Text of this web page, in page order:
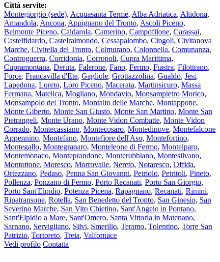
Città servite:
Montegiorgio (sede), Acquasanta Terme, Alba Adriatica, Altidona,
Amandola, Ancona, Appignano del Tronto, Ascoli Piceno,
Belmonte Piceno, Caldarola, Camerino, Campofilone, Carassai,
Castelfidardo, Castelraimondo, Cessapalombo, Cingoli, Civitanova
Marche, Civitella del Tronto, Colmurano, Colonnella, Comunanza,
Controguerra, Corridonia, Corropoli, Cupra Marittima,
Cupramontana, Deruta, Falerone, Fano, Fermo, Fiastra, Filottrano,
Force, Francavilla d'Ete, Gagliole, Grottazzolina, Gualdo, Jesi,
Lapedona, Loreto, Loro Piceno, Macerata, Martinsicuro, Massa
Fermana, Matelica, Mogliano, Mondavio, Monsampietro Morico,
Monsampolo del Tronto, Montalto delle Marche, Montappone,
Monte Giberto, Monte San Giusto, Monte San Martino, Monte San
Pietrangeli, Monte Urano, Monte Vidon Combatte, Monte Vidon
Corrado, Montecassiano, Montecosaro, Montedinove, Montefalcone
Appennino, Montefano, Montefiore dell'Aso, Montefortino,
Montegallo, Montegranaro, Monteleone di Fermo, Montelparo,
Montemonaco, Monteprandone, Monterubbiano, Montesilvano,
Montottone, Moresco, Morrovalle, Nereto, Notaresco, Offida,
Ortezzano, Pedaso, Penna San Giovanni, Petriolo, Petritoli, Pineto,
Pollenza, Ponzano di Fermo, Porto Recanati, Porto San Giorgio,
Porto Sant'Elpidio, Potenza Picena, Rapagnano, Recanati, Rimini,
Ripatransone, Rotella, San Benedetto del Tronto, San Ginesio, San
Severino Marche, San Vito Chietino, Sant'Angelo in Pontano,
Sant'Elpidio a Mare, Sant'Omero, Santa Vittoria in Matenano,
Sarnano, Servigliano, Silvi, Smerillo, Teramo, Tolentino, Torre San
Patrizio, Tortoreto, Treia, Valfornace
Vedi profilo Contatta